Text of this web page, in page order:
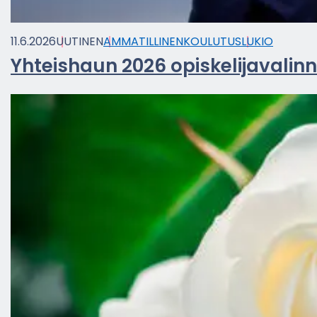
11.6.2026UU­TI­NENAM­MA­TIL­LI­NEN­KOU­LU­TUSLUKIO
Yh­teis­haun 2026